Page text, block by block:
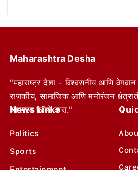
Maharashtra Desha
"महाराष्ट्र देशा - विश्वसनीय आणि वेगवान
राजकीय, सामाजिक आणि मनोरंजन
आम्हाला फॉलो करा."
News Links
Politics
Sports